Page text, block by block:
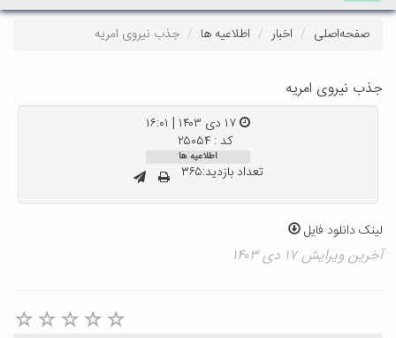
صفحه‌اصلی اخبار اطلاعیه ها جذب نیروی امریه
جذب نیروی امریه
کد : ۲۵۰۵۴
اطلاعیه ها
تعداد بازدید:۳۶۵
لینک دانلود فایل
آخرین ویرایش ۱۷ دی ۱۴۰۳